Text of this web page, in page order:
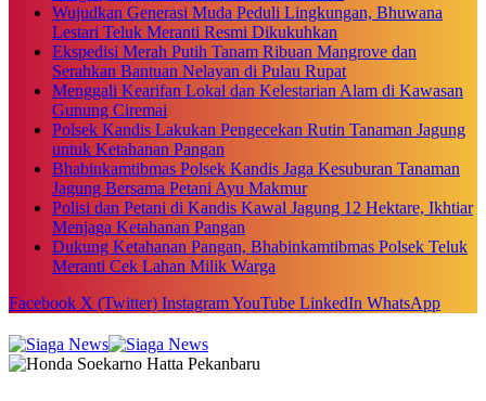
Wujudkan Generasi Muda Peduli Lingkungan, Bhuwana
Lestari Teluk Meranti Resmi Dikukuhkan
Ekspedisi Merah Putih Tanam Ribuan Mangrove dan
Serahkan Bantuan Nelayan di Pulau Rupat
Menggali Kearifan Lokal dan Kelestarian Alam di Kawasan
Gunung Ciremai
Polsek Kandis Lakukan Pengecekan Rutin Tanaman Jagung
untuk Ketahanan Pangan
Bhabinkamtibmas Polsek Kandis Jaga Kesuburan Tanaman
Jagung Bersama Petani Ayu Makmur
Polisi dan Petani di Kandis Kawal Jagung 12 Hektare, Ikhtiar
Menjaga Ketahanan Pangan
Dukung Ketahanan Pangan, Bhabinkamtibmas Polsek Teluk
Meranti Cek Lahan Milik Warga
Facebook X (Twitter) InstagramYouTube LinkedIn WhatsApp